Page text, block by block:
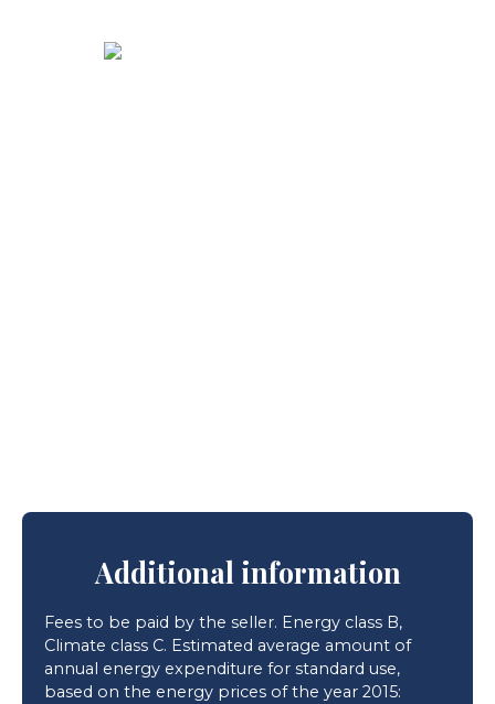
Additional information
Fees to be paid by the seller. Energy class B,
Climate class C. Estimated average amount of
annual energy expenditure for standard use,
based on the energy prices of the year 2015: